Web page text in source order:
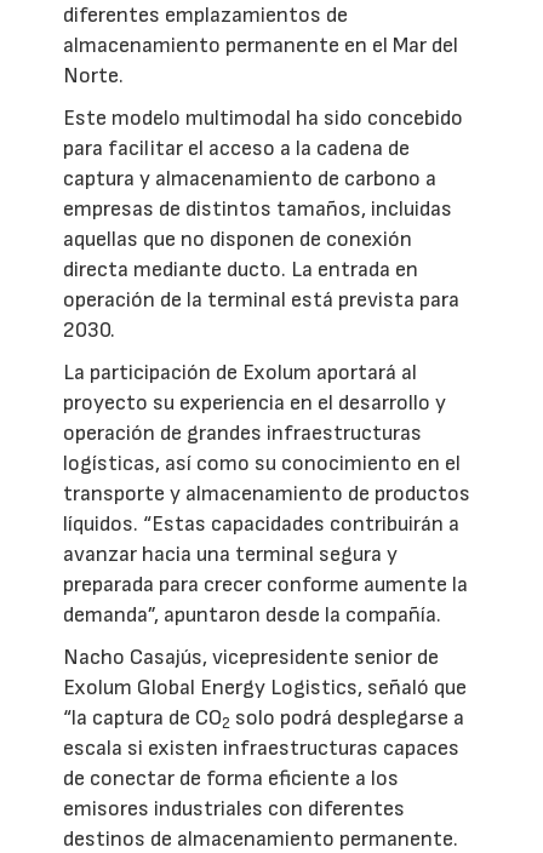
diferentes emplazamientos de
almacenamiento permanente en el Mar del
Norte.
Este modelo multimodal ha sido concebido
para facilitar el acceso a la cadena de
captura y almacenamiento de carbono a
empresas de distintos tamaños, incluidas
aquellas que no disponen de conexión
directa mediante ducto. La entrada en
operación de la terminal está prevista para
2030.
La participación de Exolum aportará al
proyecto su experiencia en el desarrollo y
operación de grandes infraestructuras
logísticas, así como su conocimiento en el
transporte y almacenamiento de productos
líquidos. “Estas capacidades contribuirán a
avanzar hacia una terminal segura y
preparada para crecer conforme aumente la
demanda”, apuntaron desde la compañía.
Nacho Casajús, vicepresidente senior de
Exolum Global Energy Logistics, señaló que
“la captura de CO2 solo podrá desplegarse a
escala si existen infraestructuras capaces
de conectar de forma eficiente a los
emisores industriales con diferentes
destinos de almacenamiento permanente.